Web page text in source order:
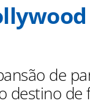
de
destino de